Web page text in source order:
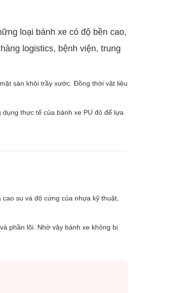
loại bánh xe có độ bền cao,
logistics, bệnh viện, trung
sàn khỏi trầy xước. Đồng thời vật liệu
thực tế của bánh xe PU đỏ để lựa
su và độ cứng của nhựa kỹ thuật,
phần lõi. Nhờ vậy bánh xe không bị